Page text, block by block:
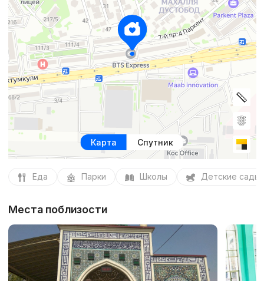
Карта Спутник
Еда Парки Школы Детские сады
Места поблизости